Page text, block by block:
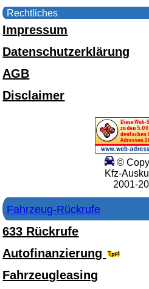
Rechtliches
Impressum
Datenschutzerklärung
AGB
Disclaimer
©
Kfz-
2001-
Fahrzeug-Rückrufe
633 Rückrufe
Autofinanzierung
Fahrzeugleasing